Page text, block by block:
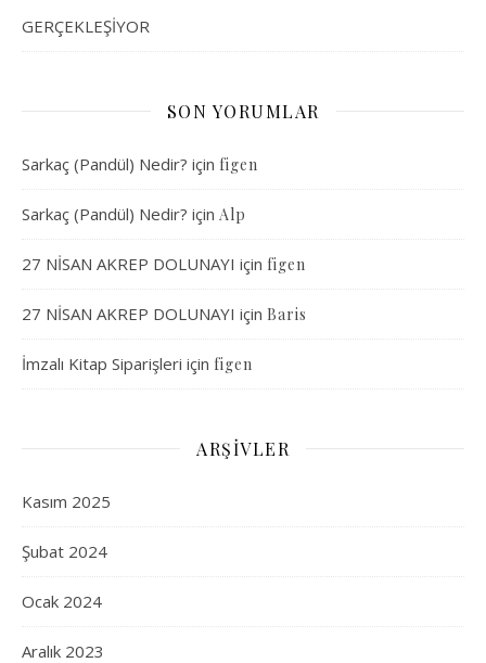
GERÇEKLEŞİYOR
SON YORUMLAR
Sarkaç (Pandül) Nedir? için figen
Sarkaç (Pandül) Nedir? için Alp
27 NİSAN AKREP DOLUNAYI için figen
27 NİSAN AKREP DOLUNAYI için Baris
İmzalı Kitap Siparişleri için figen
ARŞIVLER
Kasım 2025
Şubat 2024
Ocak 2024
Aralık 2023